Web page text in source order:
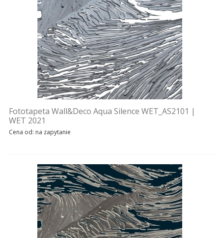
REALIZACJE
INSPIRACJE
KONTAKT
SHOWROOM
MY
Fototapeta Wall&Deco Aqua Silence WET_AS2101 |
WET 2021
Cena od: na zapytanie